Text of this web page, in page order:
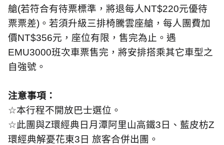
艙(若符合有待票標準，將退每人NT$220元優待
票票差) 。若須升級三排椅騰雲座艙，每人團費加
價NT$356元，座位有限，售完為止。遇
EMU3000班次車票售完，將安排搭乘其它車型之
自強號。
注意事項：
☆本行程不開放巴士選位。
☆此團與Z環經典日月潭阿里山高鐵3日、藍皮枋Z
環經典解憂花東3日 旅客合併出團。